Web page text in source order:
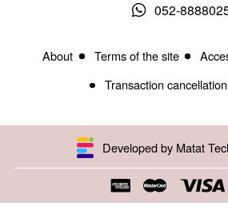
052-
About Terms of the site
Transaction
Developed by Matat